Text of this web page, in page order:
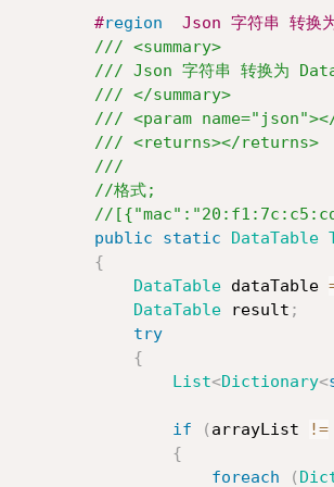
#region
Json 字符串 转换
/// <summary>
/// Json 字符串 转换为
/// </summary>
/// <param
/// <returns></returns>
///
//格式;
//
public
static DataTable
{
DataTable dataTable
DataTable result ;
try
{
List<Dictionary<
if ( arrayList
!=
{
foreach
(